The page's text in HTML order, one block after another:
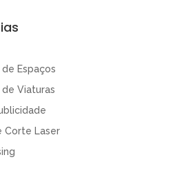
Espaços
Viaturas
Corte Laser